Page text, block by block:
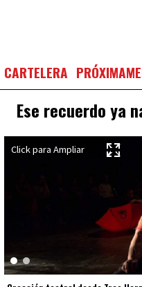
CARTELERA
Ese recuerdo ya